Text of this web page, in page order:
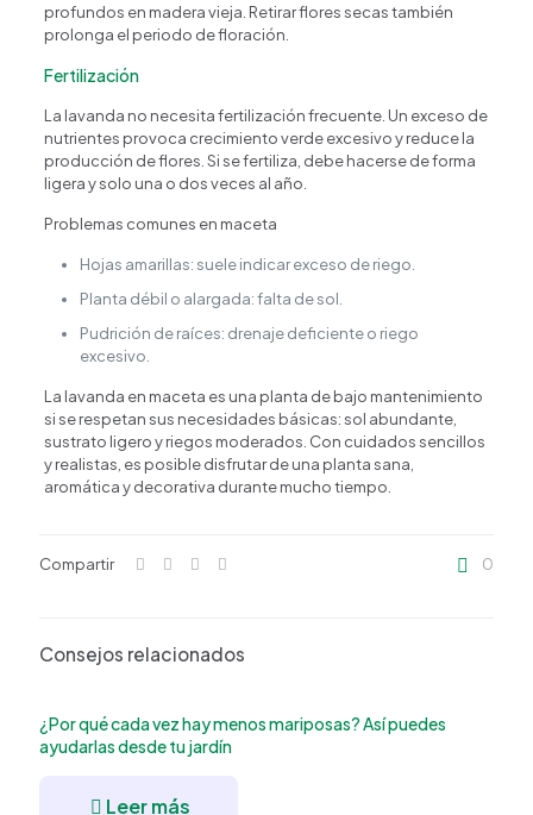
profundos en madera vieja. Retirar flores secas también
prolonga el periodo de floración.
Fertilización
La lavanda no necesita fertilización frecuente. Un exceso de
nutrientes provoca crecimiento verde excesivo y reduce la
producción de flores. Si se fertiliza, debe hacerse de forma
ligera y solo una o dos veces al año.
Problemas comunes en maceta
Hojas amarillas: suele indicar exceso de riego.
Planta débil o alargada: falta de sol.
Pudrición de raíces: drenaje deficiente o riego
excesivo.
La lavanda en maceta es una planta de bajo mantenimiento
si se respetan sus necesidades básicas: sol abundante,
sustrato ligero y riegos moderados. Con cuidados sencillos
y realistas, es posible disfrutar de una planta sana,
aromática y decorativa durante mucho tiempo.
Compartir 0
Consejos relacionados
¿Por qué cada vez hay menos mariposas? Así puedes
ayudarlas desde tu jardín
Leer más